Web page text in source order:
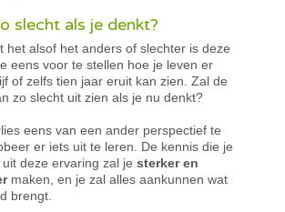
slecht als je denkt?
het alsof het anders of slechter is deze
eens voor te stellen hoe je leven er
of zelfs tien jaar eruit kan zien. Zal de
zo slecht uit zien als je nu denkt?
eens van een ander perspectief te
er iets uit te leren. De kennis die je
uit deze ervaring zal jesterker en
maken, en je zal alles aankunnen wat
brengt.